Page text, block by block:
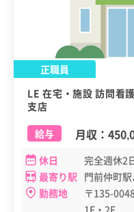
正職員
LE 在宅・施設 訪問看
支店
給与
月収：
休日
完全週休2
最寄り駅 門前仲町
勤務地
〒135-